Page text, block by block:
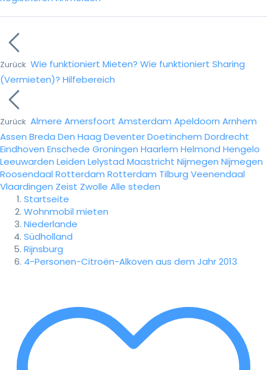
Zurück Wie funktioniert Mieten? Wie funktioniert Sharing
(Vermieten)? Hilfebereich
Zurück Almere Amersfoort Amsterdam Apeldoorn Arnhem
Assen Breda Den Haag DeventerDoetinchem Dordrecht
Eindhoven Enschede Groningen Haarlem Helmond Hengelo
Leeuwarden Leiden Lelystad Maastricht Nijmegen Nijmegen
Roosendaal Rotterdam Rotterdam Tilburg Veenendaal
Vlaardingen Zeist Zwolle Alle steden
Startseite
Wohnmobil mieten
Niederlande
Südholland
Rijnsburg
4-Personen-Citroën-Alkoven aus dem Jahr 2013